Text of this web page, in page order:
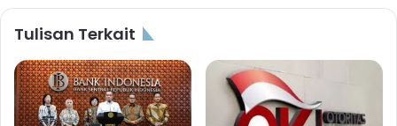
Tulisan Terkait